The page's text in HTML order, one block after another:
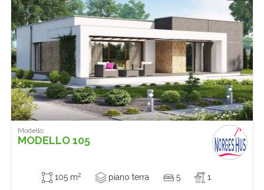
Modello:
MODELLO 105
105 m2 piano terra 5 1